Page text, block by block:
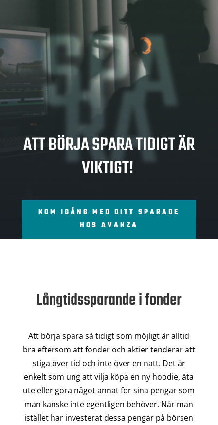
SPA
RA
ATT BÖRJA SPARA TIDIGT ÄR
VIKTIGT!
KOM IGÅNG MED DITT SPARADE
HOS AVANZA
Långtidssparande i fonder
Att börja spara så tidigt som möjligt är alltid
bra eftersom att fonder och aktier tenderar att
stiga över tid och inte över en natt. Det är
enkelt som ung att vilja köpa en ny hoodie, äta
ute eller göra något annat för sina pengar som
man kanske inte egentligen behöver. När man
istället har investerat dessa pengar på börsen